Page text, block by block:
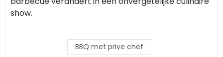
show.
BBQ met prive chef